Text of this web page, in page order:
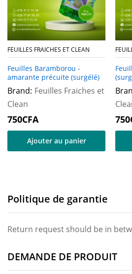
FEUILLES FRAICHES ET CLEAN
Feuilles Baramborou -
amarante précuite (surgélé)
Brand: Feuilles Fraiches et
Clean
750CFA
Ajouter au panier
750
Politique de garantie
Return request should be in
DEMANDE DE PRODUIT